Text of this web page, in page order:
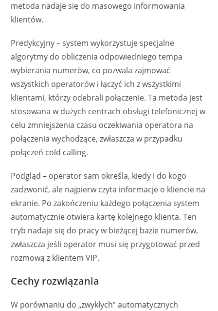
metoda nadaje się do masowego informowania
klientów.
Predykcyjny – system wykorzystuje specjalne
algorytmy do obliczenia odpowiedniego tempa
wybierania numerów, co pozwala zajmować
wszystkich operatorów i łączyć ich z wszystkimi
klientami, którzy odebrali połączenie. Ta metoda jest
stosowana w dużych centrach obsługi telefonicznej w
celu zmniejszenia czasu oczekiwania operatora na
połączenia wychodzące, zwłaszcza w przypadku
połączeń cold calling.
Podgląd – operator sam określa, kiedy i do kogo
zadzwonić, ale najpierw czyta informacje o kliencie na
ekranie. Po zakończeniu każdego połączenia system
automatycznie otwiera kartę kolejnego klienta. Ten
tryb nadaje się do pracy w bieżącej bazie numerów,
zwłaszcza jeśli operator musi się przygotować przed
rozmową z klientem VIP.
Cechy rozwiązania
W porównaniu do „zwykłych” automatycznych